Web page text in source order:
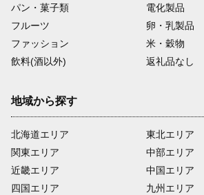
パン・菓子類
電化製品
フルーツ
卵・乳製品
ファッション
米・穀物
飲料(酒以外)
返礼品なし
地域から探す
北海道エリア
関東エリア
近畿エリア
四国エリア
東北エリア
中部エリア
中国エリア
九州エリア